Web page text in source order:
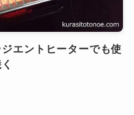
エントヒーターでも使